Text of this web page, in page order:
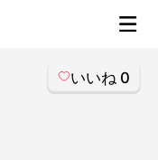
All
いいね 0